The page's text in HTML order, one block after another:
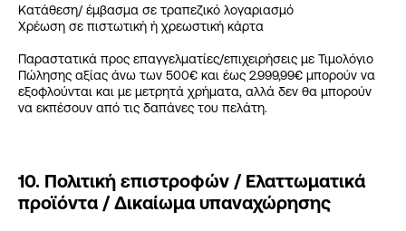
Κατάθεση/ έμβασμα σε τραπεζικό λογαριασμό
Χρέωση σε πιστωτική ή χρεωστική κάρτα
Παραστατικά προς επαγγελματίες/επιχειρήσεις με Τιμολόγιο
Πώλησης αξίας άνω των 500€ και έως 2.999,99€ μπορούν να
εξοφλούνται και με μετρητά χρήματα, αλλά δεν θα μπορούν
να εκπέσουν από τις δαπάνες του πελάτη.
10. Πολιτική επιστροφών / Ελαττωματικά
προϊόντα / Δικαίωμα υπαναχώρησης